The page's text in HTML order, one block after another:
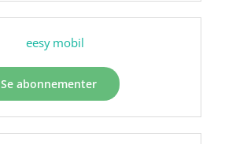
Se abonnementer